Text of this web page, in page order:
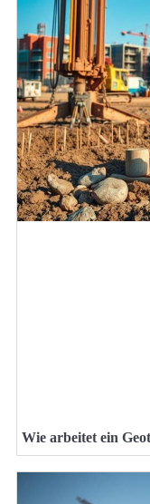
Wie arbeitet ein